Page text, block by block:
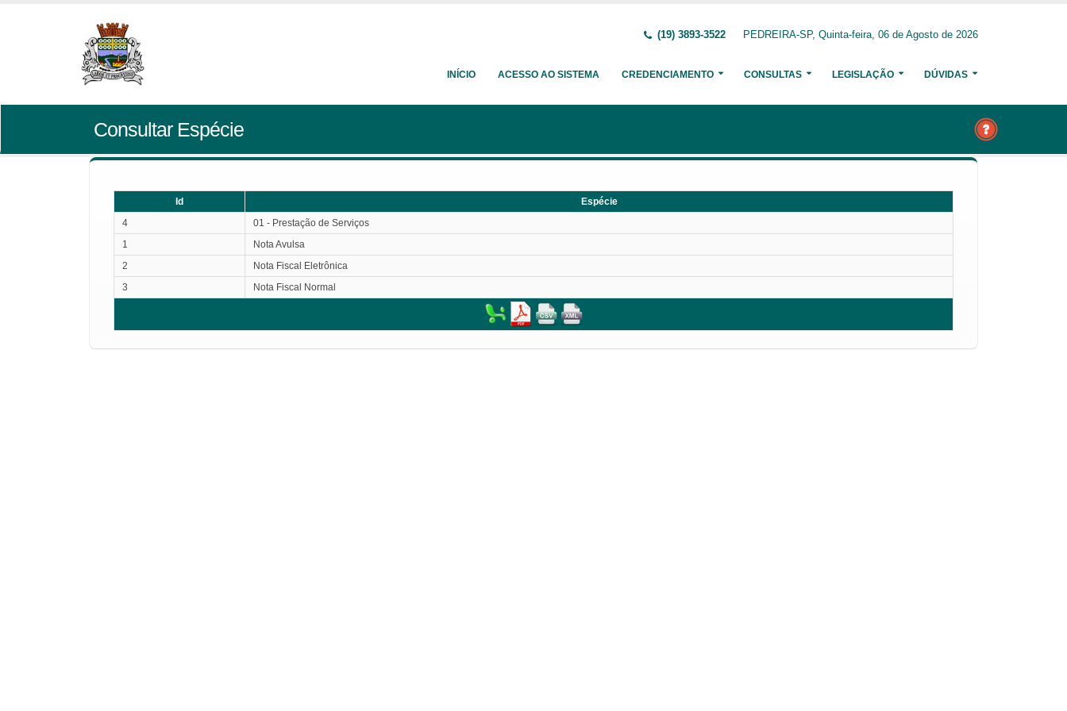
(19) 3893-3522 PEDREIRA-SP, Quinta-feira, 06 de Agosto de 2026
INÍCIO ACESSO AO SISTEMA CREDENCIAMENTO CONSULTAS LEGISLAÇÃO DÚVIDAS
Consultar Espécie
Id
Espécie
4
01 - Prestação de Serviços
1
Nota Avulsa
2
Nota Fiscal Eletrônica
3
Nota Fiscal Normal